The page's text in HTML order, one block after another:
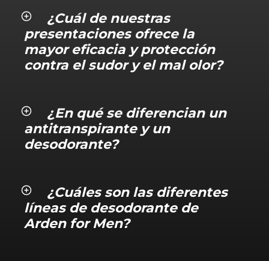
¿Cuál de nuestras
presentaciones ofrece la
mayor eficacia y protección
contra el sudor y el mal olor?
¿En qué se diferencian un
antitranspirante y un
desodorante?
¿Cuáles son las diferentes
líneas de desodorante de
Arden for Men?